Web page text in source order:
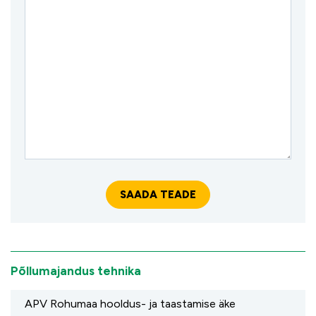
Põllumajandus tehnika
APV Rohumaa hooldus- ja taastamise äke